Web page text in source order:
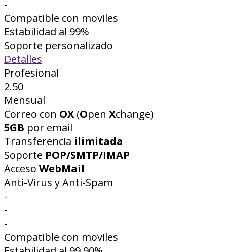
-
Compatible con moviles
Estabilidad al 99%
Soporte personalizado
Detalles
Profesional
2.50
Mensual
Correo con OX (Open Xchange)
5GB por email
Transferencia ilimitada
Soporte POP/SMTP/IMAP
Acceso WebMail
Anti-Virus y Anti-Spam
-
-
-
Compatible con moviles